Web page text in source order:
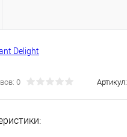
0 Артикул: